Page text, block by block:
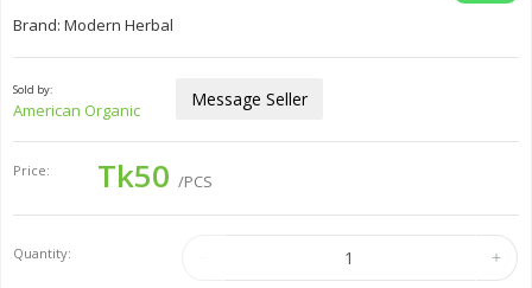
Brand: Modern Herbal
Sold by:
American Organic Message Seller
Price: Tk50 /PCS
Quantity: